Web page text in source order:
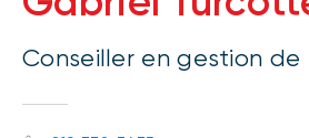
Conseiller en gestion de